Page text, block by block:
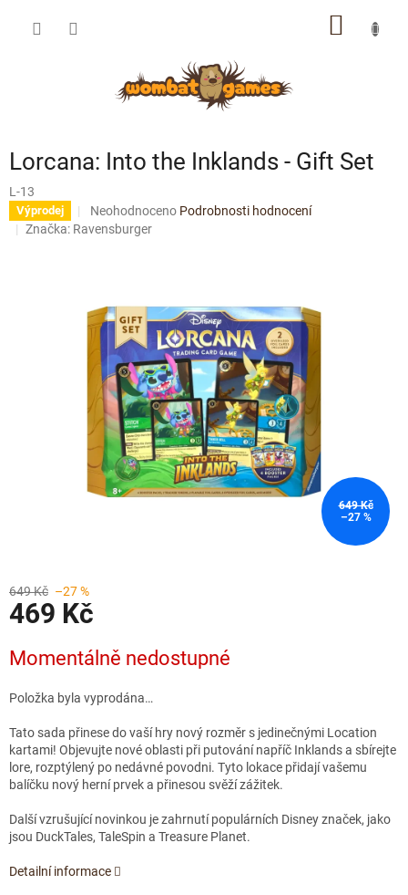
Lorcana: Into the Inklands - Gift Set
L-13
Výprodej
Průměrné
hodnocení
5
hvězdiček.
Neohodnoceno Podrobnosti hodnocení
Značka: Ravensburger
649 Kč
–27 %
649 Kč –27 %
469 Kč
cena:
Momentálně nedostupné
Položka byla vyprodána…
Tato sada přinese do vaší hry nový rozměr s jedinečnými Location
kartami! Objevujte nové oblasti při putování napříč Inklands a sbírejte
lore, rozptýlený po nedávné povodni. Tyto lokace přidají vašemu
balíčku nový herní prvek a přinesou svěží zážitek.
Další vzrušující novinkou je zahrnutí populárních Disney značek, jako
jsou DuckTales, TaleSpin a Treasure Planet.
Detailní informace